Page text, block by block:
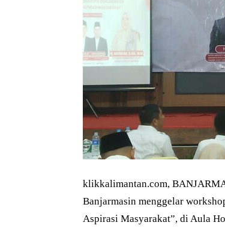
klikkalimantan.com,
Banjarmasin menggelar
Aspirasi Masyarakat”, di Aula